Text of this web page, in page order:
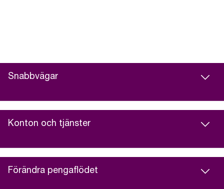
Snabbvägar
Konton och tjänster
Förändra pengaflödet